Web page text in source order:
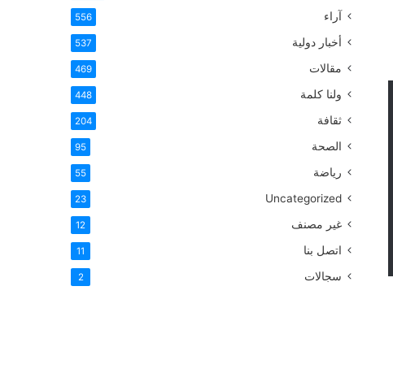
آراء 556
أخبار دولية 537
مقالات 469
ولنا كلمة 448
ثقافة 204
الصحة 95
رياضة 55
Uncategorized
23
غير مصنف 12
اتصل بنا 11
سجالات 2